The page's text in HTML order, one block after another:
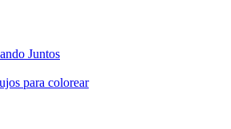
Juntos
para colorear